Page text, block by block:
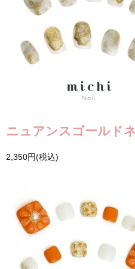
ニュアンスゴールド
2,350円(税込)